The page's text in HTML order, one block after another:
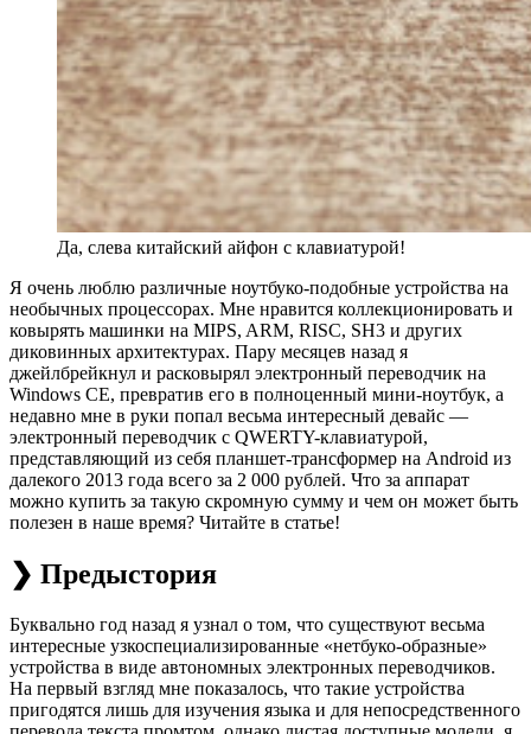
Да, слева китайский айфон с клавиатурой!
Я очень люблю различные ноутбуко-подобные устройства на
необычных процессорах. Мне нравится коллекционировать и
ковырять машинки на MIPS, ARM, RISC, SH3 и других
диковинных архитектурах. Пару месяцев назад я
джейлбрейкнул и расковырял электронный переводчик на
Windows CE, превратив его в полноценный мини-ноутбук, а
недавно мне в руки попал весьма интересный девайс —
электронный переводчик с QWERTY-клавиатурой,
представляющий из себя планшет-трансформер на Android из
далекого 2013 года всего за 2 000 рублей. Что за аппарат
можно купить за такую скромную сумму и чем он может быть
полезен в наше время? Читайте в статье!
❯ Предыстория
Буквально год назад я узнал о том, что существуют весьма
интересные узкоспециализированные ‭«нетбуко-образные‭»
устройства в виде автономных электронных переводчиков.
На первый взгляд мне показалось, что такие устройства
пригодятся лишь для изучения языка и для непосредственного